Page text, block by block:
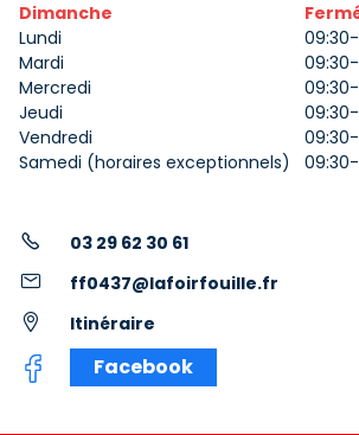
Dimanche
Lundi
09:30-
Mardi
09:30-
Mercredi
09:30-
Jeudi
09:30-
Vendredi
09:30-
Samedi (horaires exceptionnels)
09:30-
03 29 62 30 61
ff0437@lafoirfouille.fr
Itinéraire
Facebook